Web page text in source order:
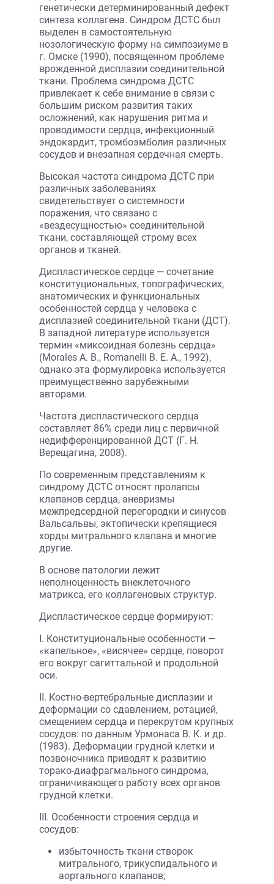
генетически детерминированный дефект
синтеза коллагена. Синдром ДСТС был
выделен в самостоятельную
нозологическую форму на симпозиуме в
г. Омске (1990), посвященном проблеме
врожденной дисплазии соединительной
ткани. Проблема синдрома ДСТС
привлекает к себе внимание в связи с
большим риском развития таких
осложнений, как нарушения ритма и
проводимости сердца, инфекционный
эндокардит, тромбоэмболия различных
сосудов и внезапная сердечная смерть.
Высокая частота синдрома ДСТС при
различных заболеваниях
свидетельствует о системности
поражения, что связано с
«вездесущностью» соединительной
ткани, составляющей строму всех
органов и тканей.
Диспластическое сердце — сочетание
конституциональных, топографических,
анатомических и функциональных
особенностей сердца у человека с
дисплазией соединительной ткани (ДСТ).
В западной литературе используется
термин «миксоидная болезнь сердца»
(Morales A. B., Romanelli B. E. A., 1992),
однако эта формулировка используется
преимущественно зарубежными
авторами.
Частота диспластического сердца
составляет 86% среди лиц с первичной
недифференцированной ДСТ (Г. Н.
Верещагина, 2008).
По современным представлениям к
синдрому ДСТС относят пролапсы
клапанов сердца, аневризмы
межпредсердной перегородки и синусов
Вальсальвы, эктопически крепящиеся
хорды митрального клапана и многие
другие.
В основе патологии лежит
неполноценность внеклеточного
матрикса, его коллагеновых структур.
Диспластическое сердце формируют:
I. Конституциональные особенности —
«капельное», «висячее» сердце, поворот
его вокруг сагиттальной и продольной
оси.
II. Костно-вертебральные дисплазии и
деформации со сдавлением, ротацией,
смещением сердца и перекрутом крупных
сосудов: по данным Урмонаса В. К. и др.
(1983). Деформации грудной клетки и
позвоночника приводят к развитию
торако-диафрагмального синдрома,
ограничивающего работу всех органов
грудной клетки.
III. Особенности строения сердца и
сосудов:
избыточность ткани створок
митрального, трикуспидального и
аортального клапанов;